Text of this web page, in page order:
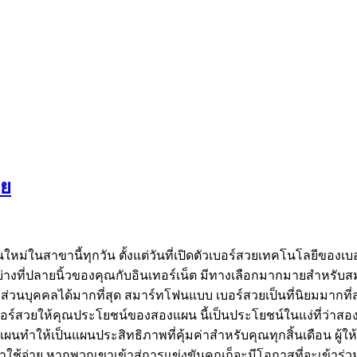
ม่ในสาขานี้ทุกวัน ตั้งแต่วันที่เปิดตัวเบอร์สวยเทคโนโลยีของ
ปลายนิ้วของคุณกับอินเทอร์เน็ต มีทางเลือกมากมายสำหรับ
นบุคคลได้มากที่สุด สมาร์ทโฟนแบบ เบอร์สวยเป็นที่นิยมมาก
ร์สวยให้คุณประโยชน์ของสองแผน นี้เป็นประโยชน์ในแง่ที่ว่าส
ทำให้เป็นแผนประสิทธิภาพที่คุ้มค่าสำหรับคุณทุกสิ้นเดือน ผู้ใ